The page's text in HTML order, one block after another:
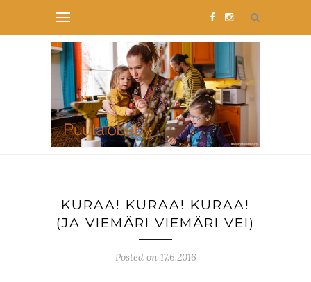
KURAA! KURAA! KURAA!
(JA VIEMÄRI VIEMÄRI VEI)
Posted on 17.6.2016